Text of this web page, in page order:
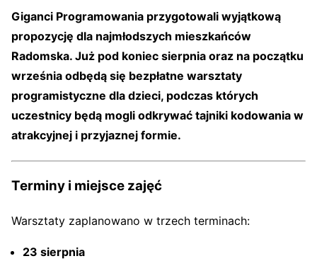
Giganci Programowania przygotowali wyjątkową
propozycję dla najmłodszych mieszkańców
Radomska. Już pod koniec sierpnia oraz na początku
września odbędą się bezpłatne warsztaty
programistyczne dla dzieci, podczas których
uczestnicy będą mogli odkrywać tajniki kodowania w
atrakcyjnej i przyjaznej formie.
Terminy i miejsce zajęć
Warsztaty zaplanowano w trzech terminach:
23 sierpnia